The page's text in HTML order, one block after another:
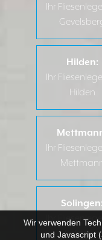
Ihr
Hilden:
Ihr
Hilden
Ihr
Solingen:
Ihr
Solingen
Wir verwenden
und Javascript